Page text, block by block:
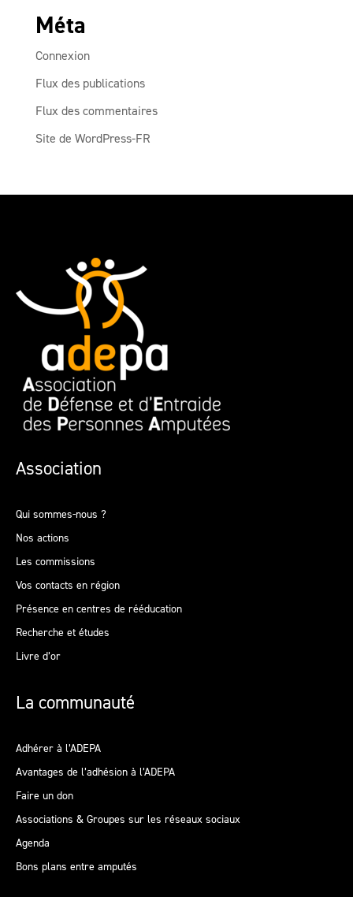
Méta
Connexion
Flux des publications
Flux des commentaires
Site de WordPress-FR
Association
Qui sommes-nous ?
Nos actions
Les commissions
Vos contacts en région
Présence en centres de rééducation
Recherche et études
Livre d’or
La communauté
Adhérer à l’ADEPA
Avantages de l’adhésion à l’ADEPA
Faire un don
Associations & Groupes sur les réseaux sociaux
Agenda
Bons plans entre amputés